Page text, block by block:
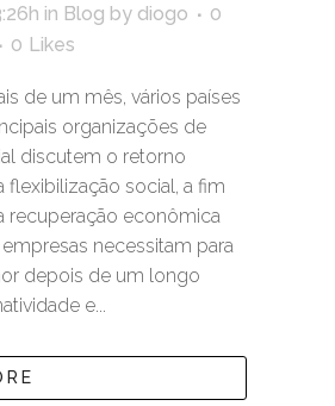
in Blog by diogo
0
0 Likes
de um mês, vários países
organizações de
discutem o retorno
flexibilização social, a fim
recuperação econômica
necessitam para
depois de um longo
e...